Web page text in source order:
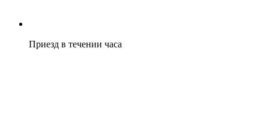
Приезд в течении часа